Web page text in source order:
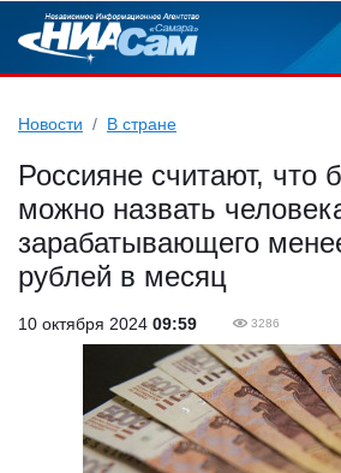
Новости В стране
Россияне считают, что
можно назвать
зарабатывающего
рублей в месяц
10 октября 2024 09:59 3286